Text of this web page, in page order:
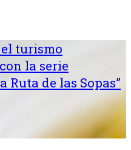
turismo
la serie
Ruta de las Sopas”